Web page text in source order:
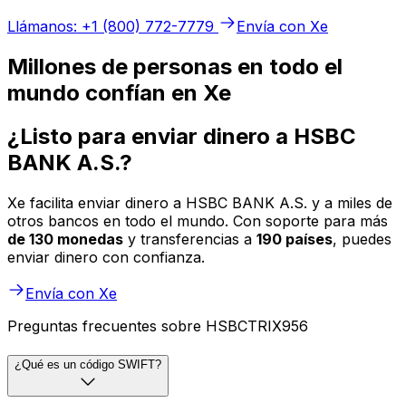
Llámanos: +1 (800) 772-7779
Envía con Xe
Millones de personas en todo el
mundo confían en Xe
¿Listo para enviar dinero a HSBC
BANK A.S.?
Xe facilita enviar dinero a HSBC BANK A.S. y a miles de
otros bancos en todo el mundo. Con soporte para más
de 130 monedas y transferencias a 190 países, puedes
enviar dinero con confianza.
Envía con Xe
Preguntas frecuentes sobre HSBCTRIX956
¿Qué es un código SWIFT?